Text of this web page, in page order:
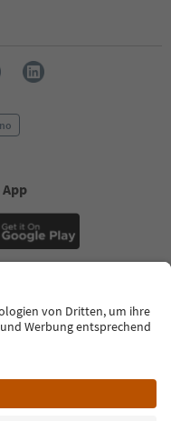
Privacy Policy
Cookie Policy